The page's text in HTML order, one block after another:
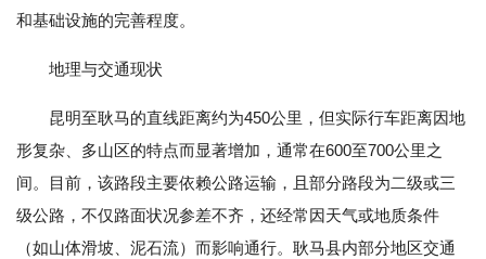
和基础设施的完善程度。
地理与交通现状
昆明至耿马的直线距离约为450公里，但实际行车距离因地
形复杂、多山区的特点而显著增加，通常在600至700公里之
间。目前，该路段主要依赖公路运输，且部分路段为二级或三
级公路，不仅路面状况参差不齐，还经常因天气或地质条件
（如山体滑坡、泥石流）而影响通行。耿马县内部分地区交通